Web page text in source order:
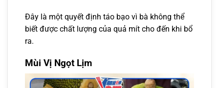
Đây là một quyết định táo bạo vì bà không thể
biết được chất lượng của quả mít cho đến khi bổ
ra.
Mùi Vị Ngọt Lịm